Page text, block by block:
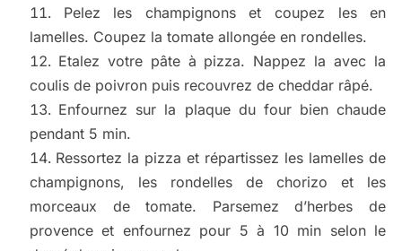
Pelez les champignons et coupez les en
lamelles. Coupez la tomate allongée en rondelles.
Etalez votre pâte à pizza. Nappez la avec la
coulis de poivron puis recouvrez de cheddar râpé.
Enfournez sur la plaque du four bien chaude
pendant 5 min.
Ressortez la pizza et répartissez les lamelles de
champignons, les rondelles de chorizo et les
morceaux de tomate. Parsemez d’herbes de
provence et enfournez pour 5 à 10 min selon le